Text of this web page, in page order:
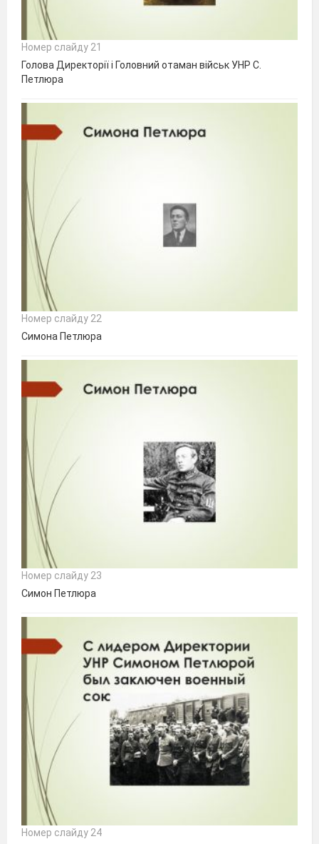
Номер слайду 21
Голова Директорії і Головний отаман військ УНР С.
Петлюра
Номер слайду 22
Симона Петлюра
Номер слайду 23
Симон Петлюра
Номер слайду 24